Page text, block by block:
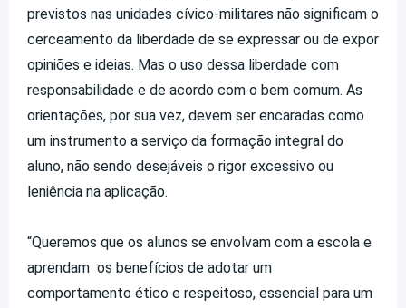
previstos nas unidades cívico-militares não significam o
cerceamento da liberdade de se expressar ou de expor
opiniões e ideias. Mas o uso dessa liberdade com
responsabilidade e de acordo com o bem comum. As
orientações, por sua vez, devem ser encaradas como
um instrumento a serviço da formação integral do
aluno, não sendo desejáveis o rigor excessivo ou
leniência na aplicação.
“Queremos que os alunos se envolvam com a escola e
aprendam os benefícios de adotar um
comportamento ético e respeitoso, essencial para um